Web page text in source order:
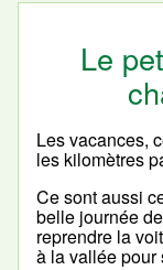
Le
Les vacances,
les kilomètres
Ce sont aussi
belle journée
reprendre la
à la vallée pour